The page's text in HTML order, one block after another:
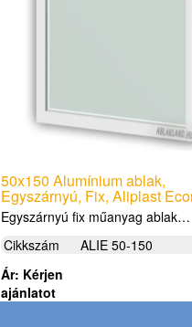
50x150 Alumínium ablak,
Egyszárnyú, Fix, Aliplast
Egyszárnyú fix műanyag ablak…
Cikkszám
ALIE 50-150
Ár: Kérjen
ajánlatot